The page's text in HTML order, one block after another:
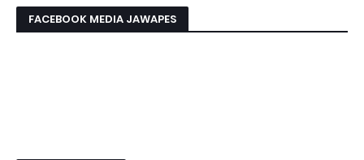
FACEBOOK MEDIA JAWAPES